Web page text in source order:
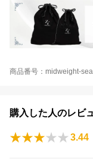
商品番号：midweight-
購入した人のレビ
3.44